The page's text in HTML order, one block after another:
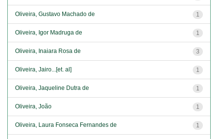
Oliveira, Gustavo Machado de 1
Oliveira, Igor Madruga de 1
Oliveira, Inaiara Rosa de 3
Oliveira, Jairo...[et. al] 1
Oliveira, Jaqueline Dutra de 1
Oliveira, João 1
Oliveira, Laura Fonseca Fernandes de 1